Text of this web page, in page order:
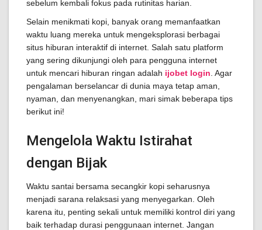
sebelum kembali fokus pada rutinitas harian.
Selain menikmati kopi, banyak orang memanfaatkan
waktu luang mereka untuk mengeksplorasi berbagai
situs hiburan interaktif di internet. Salah satu platform
yang sering dikunjungi oleh para pengguna internet
untuk mencari hiburan ringan adalah ijobet login . Agar
pengalaman berselancar di dunia maya tetap aman,
nyaman, dan menyenangkan, mari simak beberapa tips
berikut ini!
Mengelola Waktu Istirahat
dengan Bijak
Waktu santai bersama secangkir kopi seharusnya
menjadi sarana relaksasi yang menyegarkan. Oleh
karena itu, penting sekali untuk memiliki kontrol diri yang
baik terhadap durasi penggunaan internet. Jangan